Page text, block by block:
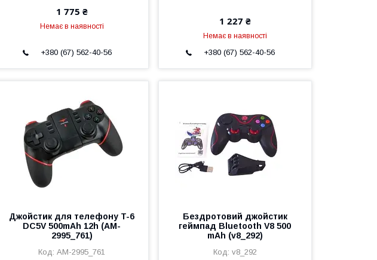
1 775 ₴
Немає в наявності
+380 (67) 562-40-56
1 227 ₴
Немає в наявності
+380 (67) 562-40-56
Джойстик для телефону T-6
DC5V 500mAh 12h (AM-
2995_761)
AM-2995_761
Бездротовий джойстик
геймпад Bluetooth V8 500
mAh (v8_292)
v8_292